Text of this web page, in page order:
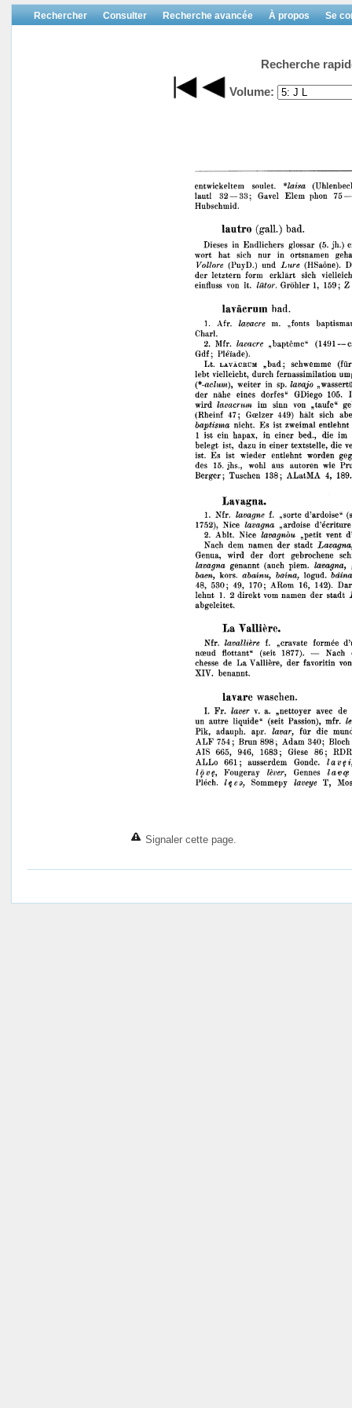
Rechercher Consulter Recherche avancée À propos Se
Recherche
Volume:
Signaler cette page.